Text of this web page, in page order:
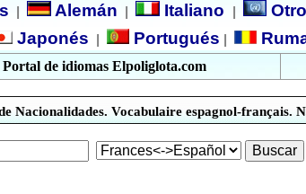
Alemán Italiano
Japonés Portugués
Portal de idiomas Elpoliglota.com
Nacionalidades.Vocabulaire espagnol-français.